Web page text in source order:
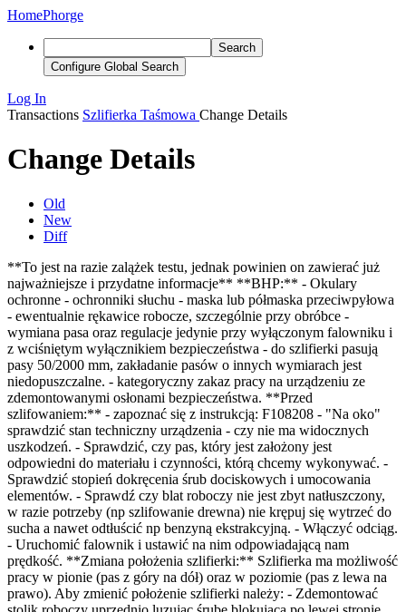
HomePhorge
Search
Configure Global Search
Log In
Transactions Szlifierka Taśmowa Change Details
Change Details
Old
New
Diff
**To jest na razie zalążek testu, jednak powinien on zawierać już
najważniejsze i przydatne informacje** **BHP:** - Okulary
ochronne - ochronniki słuchu - maska lub półmaska przeciwpyłowa
- ewentualnie rękawice robocze, szczególnie przy obróbce -
wymiana pasa oraz regulacje jedynie przy wyłączonym falowniku i
z wciśniętym wyłącznikiem bezpieczeństwa - do szlifierki pasują
pasy 50/2000 mm, zakładanie pasów o innych wymiarach jest
niedopuszczalne. - kategoryczny zakaz pracy na urządzeniu ze
zdemontowanymi osłonami bezpieczeństwa. **Przed
szlifowaniem:** - zapoznać się z instrukcją: F108208 - "Na oko"
sprawdzić stan techniczny urządzenia - czy nie ma widocznych
uszkodzeń. - Sprawdzić, czy pas, który jest założony jest
odpowiedni do materiału i czynności, którą chcemy wykonywać. -
Sprawdzić stopień dokręcenia śrub dociskowych i umocowania
elementów. - Sprawdź czy blat roboczy nie jest zbyt natłuszczony,
w razie potrzeby (np szlifowanie drewna) nie krępuj się wytrzeć do
sucha a nawet odtłuścić np benzyną ekstrakcyjną. - Włączyć odciąg.
- Uruchomić falownik i ustawić na nim odpowiadającą nam
prędkość. **Zmiana położenia szlifierki:** Szlifierka ma możliwość
pracy w pionie (pas z góry na dół) oraz w poziomie (pas z lewa na
prawo). Aby zmienić położenie szlifierki należy: - Zdemontować